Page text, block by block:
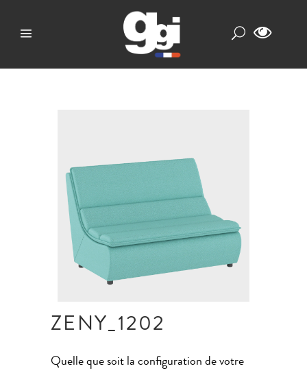
ZENY_1202
Quelle que soit la configuration de votre